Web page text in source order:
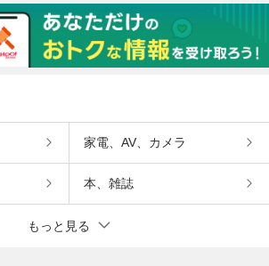
家電、AV、カメラ
本、雑誌
もっと見る